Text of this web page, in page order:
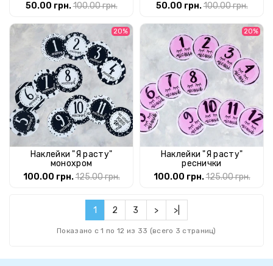
50.00 грн.100.00 грн. 50.00 грн.100.00 грн.
20%
Наклейки "Я расту"
монохром
100.00 грн.125.00 грн.
20%
Наклейки "Я расту"
реснички
100.00 грн.125.00 грн.
1 2 3 > >|
Показано с 1 по 12 из 33 (всего 3 страниц)